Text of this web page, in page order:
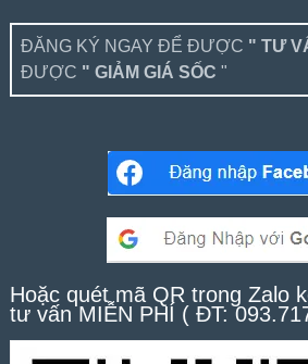
ĐĂNG KÝ NGAY ĐỂ ĐƯỢC " TƯ
ĐƯỢC " GIẢM GIÁ SỐC "
Hoặc quét mã QR trong Zalo
tư vấn MIỄN PHÍ ( ĐT: